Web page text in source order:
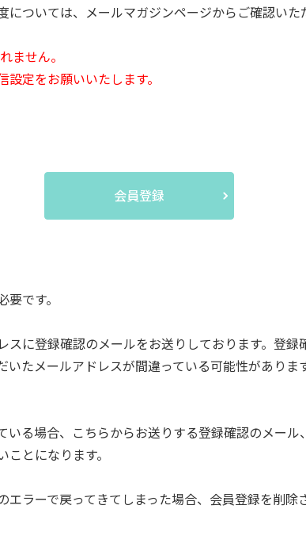
ついては、メールマガジンページからご確認いた
ません。
定をお願いいたします。
会員登録
です。
スに登録確認のメールをお送りしております。登
いたメールアドレスが間違っている可能性があり
いる場合、こちらからお送りする登録確認のメー
とになります。
エラーで戻ってきてしまった場合、会員登録を削